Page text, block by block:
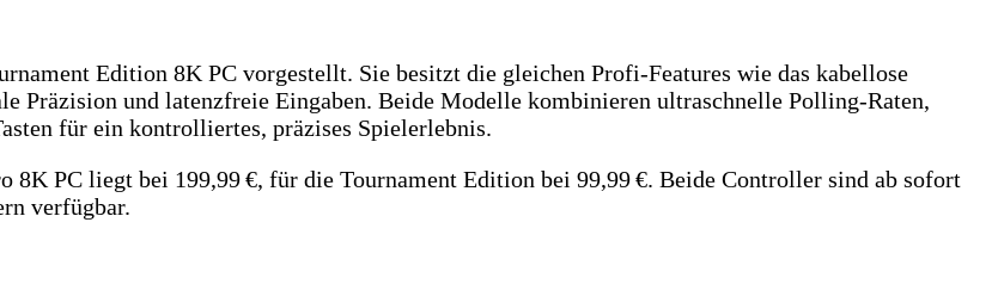
Edition 8K PC vorgestellt. Sie besitzt die gleichen Profi-Features wie das kabellose
Präzision und latenzfreie Eingaben. Beide Modelle kombinieren ultraschnelle Polling-Raten,
für ein kontrolliertes, präzises Spielerlebnis.
PC liegt bei 199,99 €, für die Tournament Edition bei 99,99 €. Beide Controller sind ab sofort
verfügbar.